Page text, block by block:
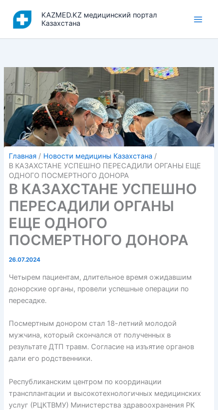
содержимому
KAZMED.KZ медицинский портал
Казахстана
Главная
Новости медицины Казахстана
В КАЗАХСТАНЕ УСПЕШНО ПЕРЕСАДИЛИ ОРГАНЫ ЕЩЕ
ОДНОГО ПОСМЕРТНОГО ДОНОРА
В КАЗАХСТАНЕ УСПЕШНО
ПЕРЕСАДИЛИ ОРГАНЫ
ЕЩЕ ОДНОГО
ПОСМЕРТНОГО ДОНОРА
26.07.2024
Четырем пациентам, длительное время ожидавшим
донорские органы, провели успешные операции по
пересадке.
Посмертным донором стал 18-летний молодой
мужчина, который скончался от полученных в
результате ДТП травм. Согласие на изъятие органов
дали его родственники.
Республиканским центром по координации
трансплантации и высокотехнологичных медицинских
услуг (РЦКТВМУ) Министерства здравоохранения РК